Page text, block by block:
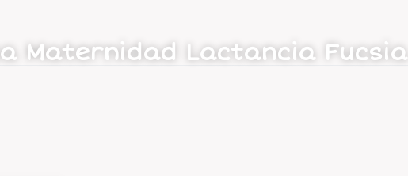
Maternidad Lactancia Fucsia